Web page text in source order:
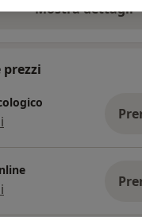
Mostra dettagli